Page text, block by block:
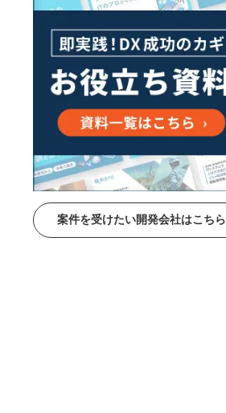
案件を受けたい開発会社はこちら